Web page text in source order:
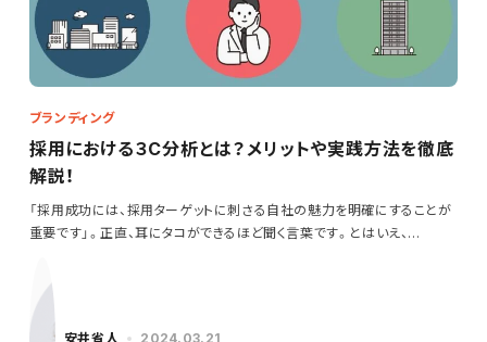
ブランディング
採用における３C分析とは？メリットや実践方法を徹底
解説！
「採用成功には、採用ターゲットに刺さる自社の魅力を明確にすることが
重要です」。正直、耳にタコができるほど聞く言葉です。とはいえ、…
安井省人 2024.03.21